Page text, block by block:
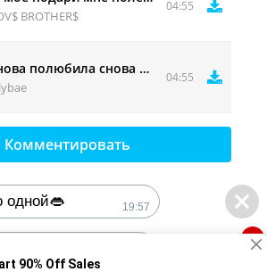
BROTHER$
04:55
Она снова полюбила снова не того
04:55
Комментировать
одной👄 19:57
изменим это?💦 1